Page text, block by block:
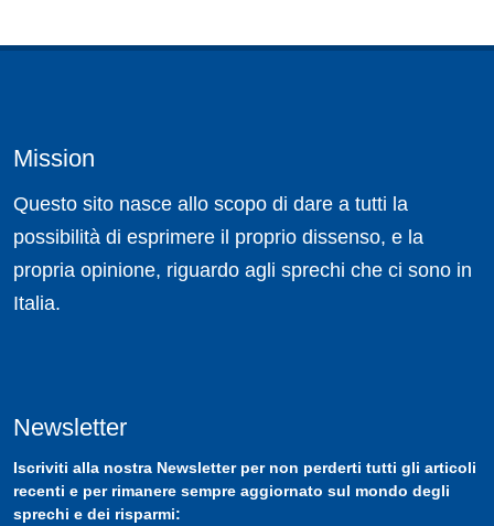
Mission
Questo sito nasce allo scopo di dare a tutti la
possibilità di esprimere il proprio dissenso, e la
propria opinione, riguardo agli sprechi che ci sono in
Italia.
Newsletter
Iscriviti alla nostra Newsletterper non perderti tutti gli articoli
recenti e per rimanere sempre aggiornato sul mondo degli
sprechi e dei risparmi: